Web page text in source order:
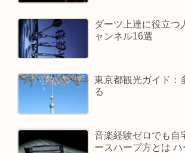
ダーツ上達に役立つ
ャンネル16選
東京都観光ガイド：
る
音楽経験ゼロでも自
ースハープ方とは